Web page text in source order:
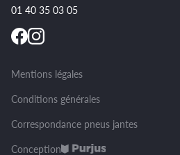
01 40 35 03 05
Mentions légales
Conditions générales
Correspondance pneus jantes
Conception